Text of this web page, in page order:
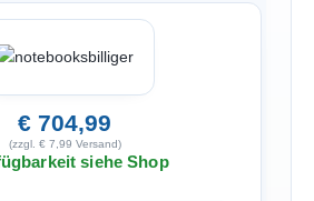
€ 704,99
(zzgl. € 7,99 Versand)
siehe Shop